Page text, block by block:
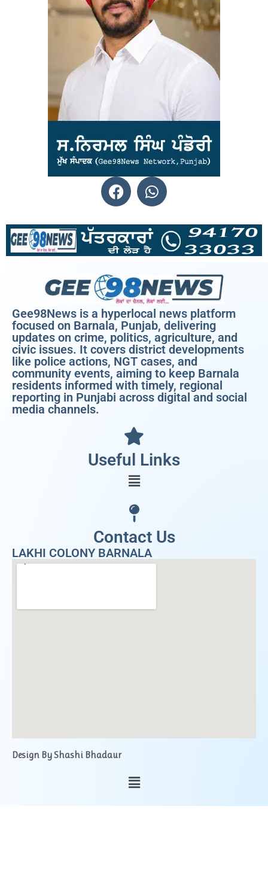
Gee98News is a hyperlocal news platform
focused on Barnala, Punjab, delivering
updates on crime, politics, agriculture, and
civic issues. It covers district developments
like police actions, NGT cases, and
community events, aiming to keep Barnala
residents informed with timely, regional
reporting in Punjabi across digital and social
media channels.
Useful Links
Contact Us
LAKHI COLONY BARNALA
Design By Shashi Bhadaur